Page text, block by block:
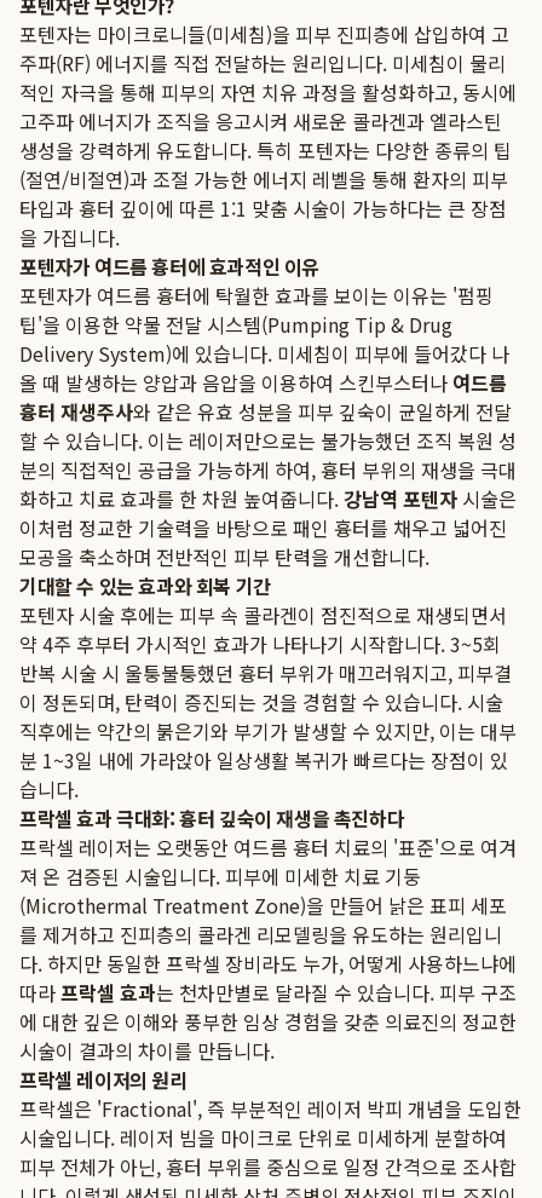
포텐자는 마이크로니들(미세침)을 피부 진피층에 삽입하여 고
주파(RF) 에너지를 직접 전달하는 원리입니다. 미세침이 물리
적인 자극을 통해 피부의 자연 치유 과정을 활성화하고, 동시에
고주파 에너지가 조직을 응고시켜 새로운 콜라겐과 엘라스틴
생성을 강력하게 유도합니다. 특히 포텐자는 다양한 종류의 팁
(절연/비절연)과 조절 가능한 에너지 레벨을 통해 환자의 피부
타입과 흉터 깊이에 따른 1:1 맞춤 시술이 가능하다는 큰 장점
을 가집니다.
포텐자가 여드름 흉터에 효과적인 이유
포텐자가 여드름 흉터에 탁월한 효과를 보이는 이유는 '펌핑
팁'을 이용한 약물 전달 시스템(Pumping Tip & Drug
Delivery System)에 있습니다. 미세침이 피부에 들어갔다 나
올 때 발생하는 양압과 음압을 이용하여 스킨부스터나 여드름
흉터 재생주사와 같은 유효 성분을 피부 깊숙이 균일하게 전달
할 수 있습니다. 이는 레이저만으로는 불가능했던 조직 복원 성
분의 직접적인 공급을 가능하게 하여, 흉터 부위의 재생을 극대
화하고 치료 효과를 한 차원 높여줍니다.강남역 포텐자 시술은
이처럼 정교한 기술력을 바탕으로 패인 흉터를 채우고 넓어진
모공을 축소하며 전반적인 피부 탄력을 개선합니다.
기대할 수 있는 효과와 회복 기간
포텐자 시술 후에는 피부 속 콜라겐이 점진적으로 재생되면서
약 4주 후부터 가시적인 효과가 나타나기 시작합니다. 3~5회
반복 시술 시 울퉁불퉁했던 흉터 부위가 매끄러워지고, 피부결
이 정돈되며, 탄력이 증진되는 것을 경험할 수 있습니다. 시술
직후에는 약간의 붉은기와 부기가 발생할 수 있지만, 이는 대부
분 1~3일 내에 가라앉아 일상생활 복귀가 빠르다는 장점이 있
습니다.
프락셀 효과 극대화: 흉터 깊숙이 재생을 촉진하다
프락셀 레이저는 오랫동안 여드름 흉터 치료의 '표준'으로 여겨
져 온 검증된 시술입니다. 피부에 미세한 치료 기둥
(Microthermal Treatment Zone)을 만들어 낡은 표피 세포
를 제거하고 진피층의 콜라겐 리모델링을 유도하는 원리입니
다. 하지만 동일한 프락셀 장비라도 누가, 어떻게 사용하느냐에
따라프락셀 효과는 천차만별로 달라질 수 있습니다. 피부 구조
에 대한 깊은 이해와 풍부한 임상 경험을 갖춘 의료진의 정교한
시술이 결과의 차이를 만듭니다.
프락셀 레이저의 원리
프락셀은 'Fractional', 즉 부분적인 레이저 박피 개념을 도입한
시술입니다. 레이저 빔을 마이크로 단위로 미세하게 분할하여
피부 전체가 아닌, 흉터 부위를 중심으로 일정 간격으로 조사합